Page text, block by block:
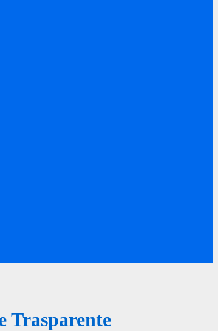
Trasparente